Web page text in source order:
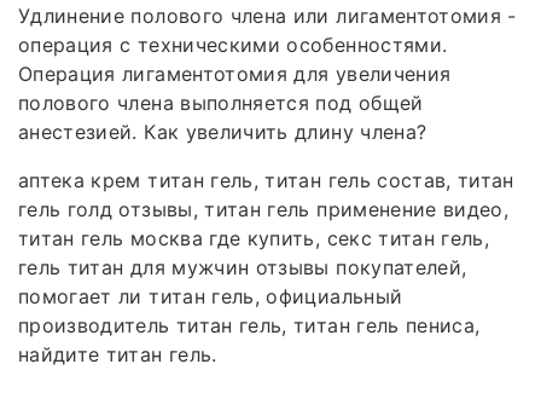
Удлинение полового члена или лигаментотомия -
операция с техническими особенностями.
Операция лигаментотомия для увеличения
полового члена выполняется под общей
анестезией. Как увеличить длину члена?
аптека крем титан гель, титан гель состав, титан
гель голд отзывы, титан гель применение видео,
титан гель москва где купить, секс титан гель,
гель титан для мужчин отзывы покупателей,
помогает ли титан гель, официальный
производитель титан гель, титан гель пениса,
найдите титан гель.